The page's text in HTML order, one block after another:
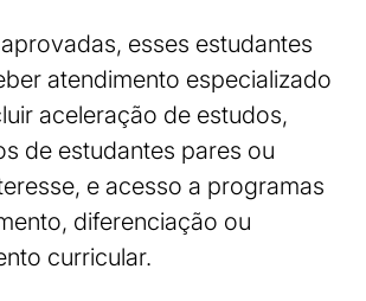
esses estudantes
atendimento especializado
aceleração de estudos,
de estudantes pares ou
e acesso a programas
diferenciação ou
curricular.